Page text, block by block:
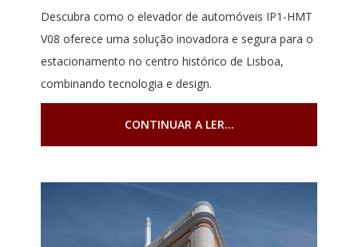
Descubra como o elevador de automóveis IP1-HMT
V08 oferece uma solução inovadora e segura para o
estacionamento no centro histórico de Lisboa,
combinando tecnologia e design.
CONTINUAR A LER...